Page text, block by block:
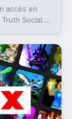
accès en
Social.